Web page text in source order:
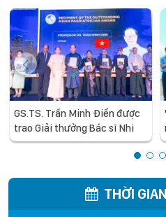
GS.TS. Trần Minh Điển được
trao Giải thưởng Bác sĩ Nhi
khoa Châu Á xuất sắc năm
THỜI